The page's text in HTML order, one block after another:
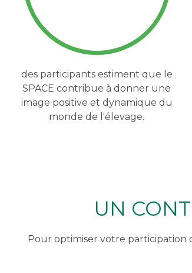
des participants estiment que le
SPACE contribue à donner une
image positive et dynamique du
monde de l'élevage.
UN
Pour optimiser votre participation